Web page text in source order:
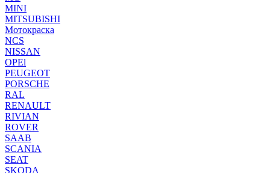
MINI
MITSUBISHI
Мотокраска
NCS
NISSAN
OPEl
PEUGEOT
PORSCHE
RAL
RENAULT
RIVIAN
ROVER
SAAB
SCANIA
SEAT
SKODA